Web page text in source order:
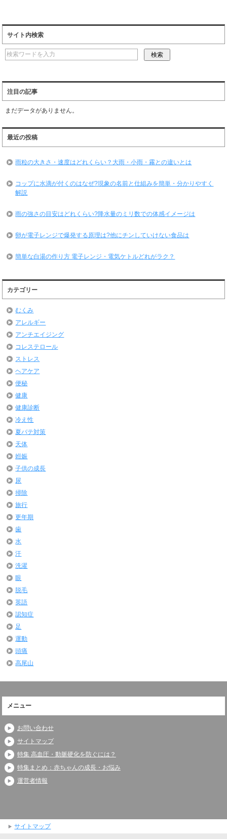
サイト内検索
注目の記事
まだデータがありません。
最近の投稿
雨粒の大きさ・速度はどれくらい？大雨・小雨・霧との違いとは
コップに水滴が付くのはなぜ?現象の名前と仕組みを簡単・分かりやすく
解説
雨の強さの目安はどれくらい?降水量のミリ数での体感イメージは
卵が電子レンジで爆発する原理は?他にチンしていけない食品は
簡単な白湯の作り方 電子レンジ・電気ケトルどれがラク？
カテゴリー
むくみ
アレルギー
アンチエイジング
コレステロール
ストレス
ヘアケア
便秘
健康
健康診断
冷え性
夏バテ対策
天体
姙娠
子供の成長
尿
掃除
旅行
更年期
歯
水
汗
洗濯
眼
脱毛
英語
認知症
足
運動
頭痛
高尾山
メニュー
お問い合わせ
サイトマップ
特集 高血圧・動脈硬化を防ぐには？
特集まとめ：赤ちゃんの成長・お悩み
運営者情報
サイトマップ